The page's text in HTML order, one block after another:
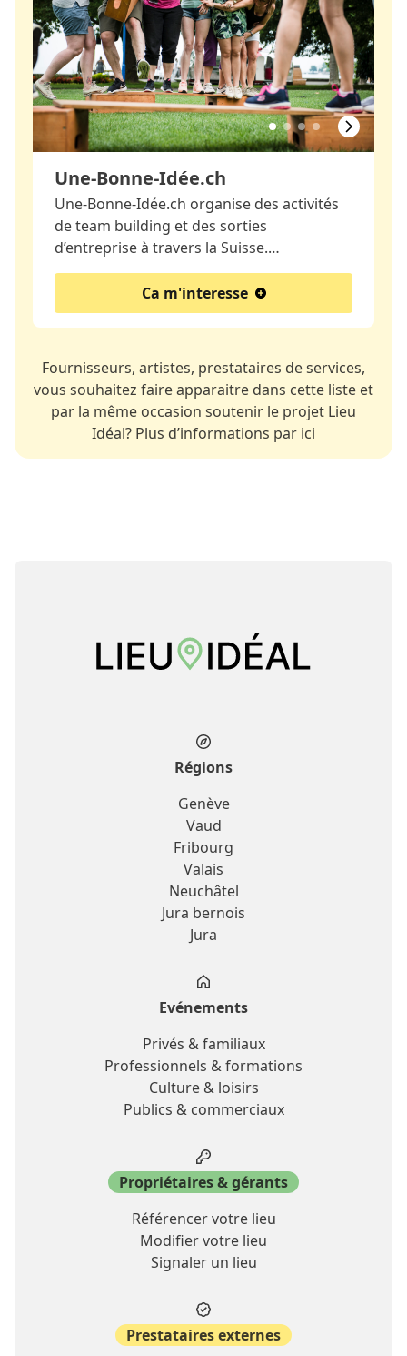
Une-Bonne-Idée.ch
Une-Bonne-Idée.ch organise des activités
de team building et des sorties
d’entreprise à travers la Suisse.…
Ca m'interesse
Fournisseurs, artistes, prestataires de services,
vous souhaitez faire apparaitre dans cette liste et
par la même occasion soutenir le projet Lieu
Idéal? Plus d’informations par ici
Régions
Genève
Vaud
Fribourg
Valais
Neuchâtel
Jura bernois
Jura
Evénements
Privés & familiaux
Professionnels & formations
Culture & loisirs
Publics & commerciaux
Propriétaires & gérants
Référencer votre lieu
Modifier votre lieu
Signaler un lieu
Prestataires externes